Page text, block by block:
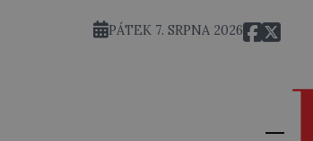
PÁTEK 7. SRPNA 2026